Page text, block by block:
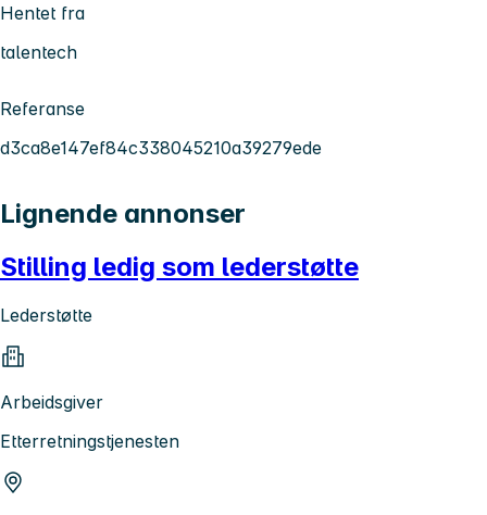
Hentet fra
talentech
Referanse
d3ca8e147ef84c338045210a39279ede
Lignende annonser
Stilling ledig som lederstøtte
Lederstøtte
Arbeidsgiver
Etterretningstjenesten